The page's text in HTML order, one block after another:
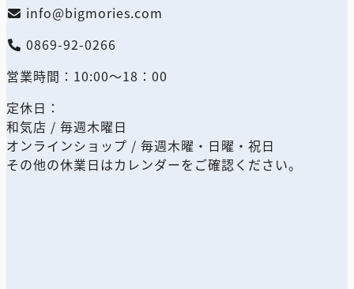
info@bigmories.com
0869-92-0266
営業時間：10:00～18：00
定休日：
和気店 / 毎週木曜日
オンラインショップ / 毎週木曜・日曜・祝日
その他の休業日はカレンダーをご確認ください。